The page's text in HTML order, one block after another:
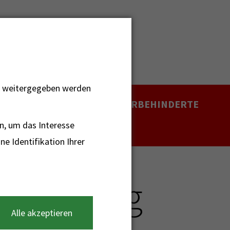
NOTRUF - FAX FÜR HÖRBEHINDERTE
werden
um das Interesse
Identifikation Ihrer
Alle akzeptieren